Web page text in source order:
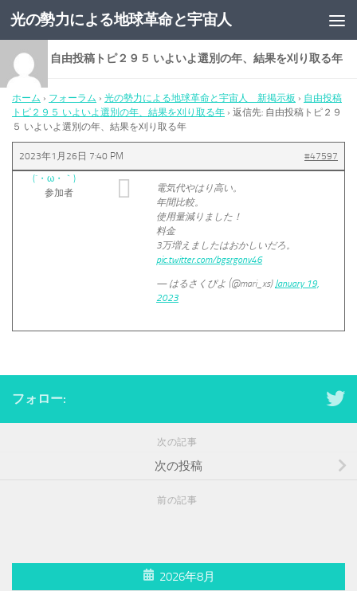
コンテンツへスキップ
光の勢力による地球革命と宇宙人
返信先: 自由投稿トピ２９５ いよいよ選別の年、結果を刈り取る年
ホーム › フォーラム › 光の勢力による地球革命と宇宙人 新掲示板 › 自由投稿
トピ２９５ いよいよ選別の年、結果を刈り取る年 › 返信先: 自由投稿トピ２９
５ いよいよ選別の年、結果を刈り取る年
2023年1月26日 7:40 PM
#47597
(´・ω・｀)
参加者
電気代やはり高い。
年間比較。
使用量減りました！
料金
3万増えましたはおかしいだろ。
pic.twitter.com/bgsrgonv46
— はるさくぴよ (@mari_xs) January 19,
2023
フォロー:
次の記事
次の投稿
前の記事
2026年8月